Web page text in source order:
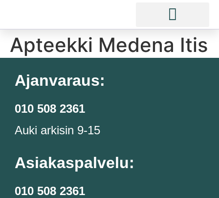
Apteekki Medena Itis
Ajanvaraus:
010 508 2361
Auki arkisin 9-15
Asiakaspalvelu:
010 508 2361